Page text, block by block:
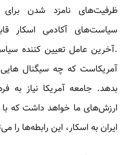
ظرفیت‌های نامزد شدن برای
سیاست‌های آکادمی اسکار
.آخرین عامل تعیین کننده
آمریکاست که چه سیگنال هایی
بدهد. جامعه آمریکا نیاز به
ارزش‌های ما خواهد داشت که با
ایران به اسکار، این رابطه‌ها را